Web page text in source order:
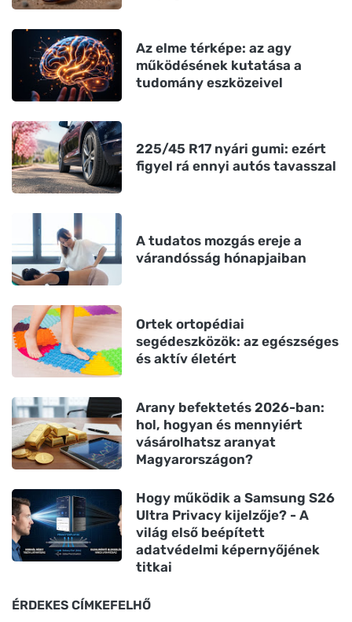
Az elme térképe: az agy
működésének kutatása a
tudomány eszközeivel
225/45 R17 nyári gumi: ezért
figyel rá ennyi autós tavasszal
A tudatos mozgás ereje a
várandósság hónapjaiban
Ortek ortopédiai
segédeszközök: az egészséges
és aktív életért
Arany befektetés 2026-ban:
hol, hogyan és mennyiért
vásárolhatsz aranyat
Magyarországon?
Hogy működik a Samsung S26
Ultra Privacy kijelzője? - A
világ első beépített
adatvédelmi képernyőjének
titkai
ÉRDEKES CÍMKEFELHŐ